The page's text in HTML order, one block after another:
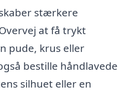
stærkere
at få trykt
pude, krus eller
bestille håndlavede
silhuet eller en